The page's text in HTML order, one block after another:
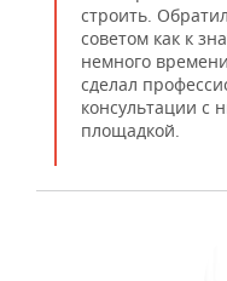
строить.
советом как к
немного
сделал
консультации с
площадкой.